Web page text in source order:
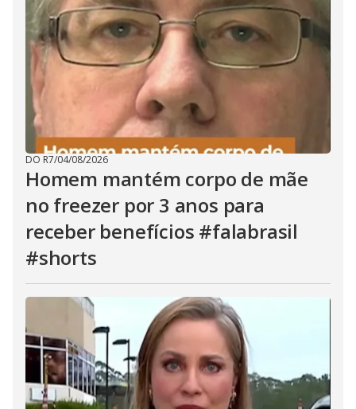
DO R7/04/08/2026
Homem mantém corpo de mãe
no freezer por 3 anos para
receber benefícios #falabrasil
#shorts